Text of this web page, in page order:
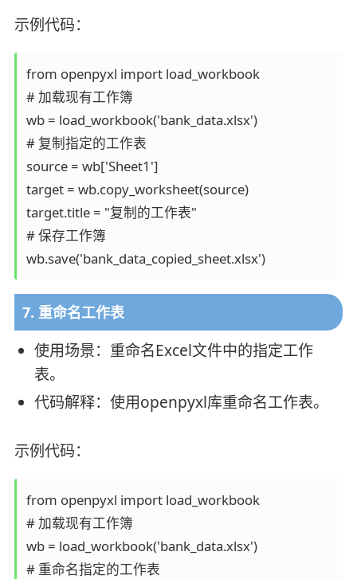
示例代码：
from openpyxl import load_workbook
# 加载现有工作簿
wb = load_workbook('bank_data.xlsx')
# 复制指定的工作表
source = wb['Sheet1']
target = wb.copy_worksheet(source)
target.title = "复制的工作表"
# 保存工作簿
wb.save('bank_data_copied_sheet.xlsx')
7. 重命名工作表
使用场景：重命名Excel文件中的指定工作
表。
代码解释：使用openpyxl库重命名工作表。
示例代码：
from openpyxl import load_workbook
# 加载现有工作簿
wb = load_workbook('bank_data.xlsx')
# 重命名指定的工作表